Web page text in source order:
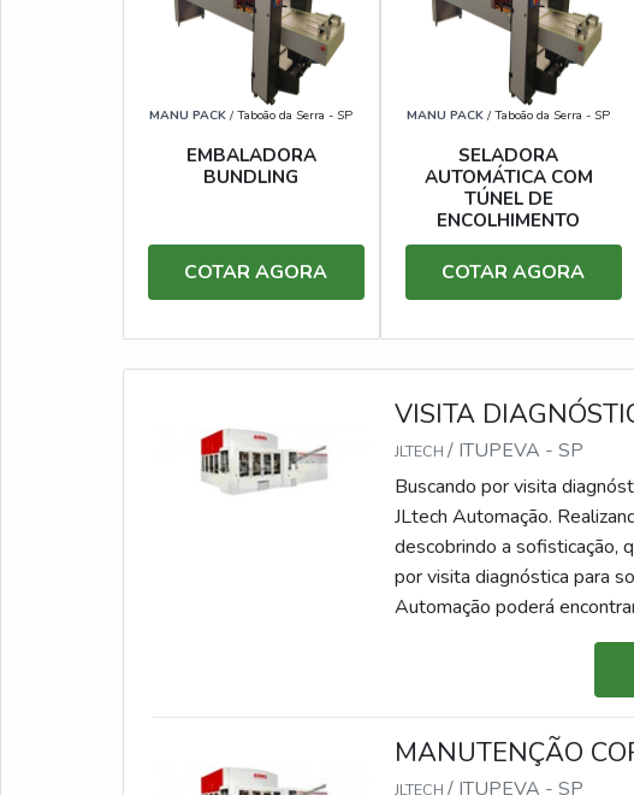
MANU PACK / Taboão da Serra - SP
EMBALADORA
BUNDLING
COTAR AGORA
MANU PACK / Taboão da Serra - SP
SELADORA
AUTOMÁTICA COM
TÚNEL DE
ENCOLHIMENTO
COTAR AGORA
VISITA
JLTECH/ ITUPEVA - SP
Buscando por visita
JLtech Automação.
descobrindo a sofisticação,
por visita diagnóstica para
Automação poderá
SOBRE VISITA
de demonstrar
objetiva seus recursos em
demandas; Tecnologia de
com proteção. Discorrendo
MANUTENÇÃO
JLTECH/ ITUPEVA - SP